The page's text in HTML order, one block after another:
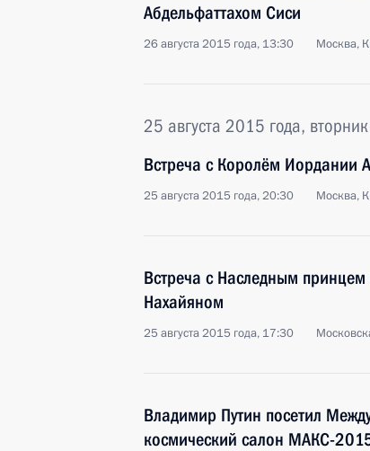
Абдельфаттахом Сиси
26 августа 2015 года, 13:30 Москва,
25 августа 2015 года, вторник
Встреча с Королём Иордании
25 августа 2015 года, 20:30 Москва,
Встреча с Наследным
Нахайяном
25 августа 2015 года, 17:30
Владимир Путин посетил
космический салон МАКС-